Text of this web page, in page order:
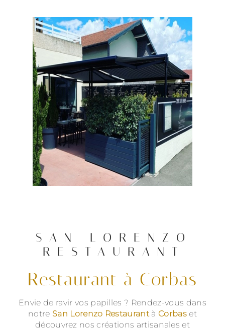
SAN LORENZO
RESTAURANT
restaurant à Corbas
Envie de ravir vos papilles ? Rendez-vous dans
notre San Lorenzo Restaurantà Corbaset
découvrez nos créations artisanales et